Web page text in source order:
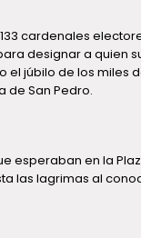
cardenales
designar a quien
el júbilo de los miles
de San Pedro.
esperaban en la
las lagrimas al